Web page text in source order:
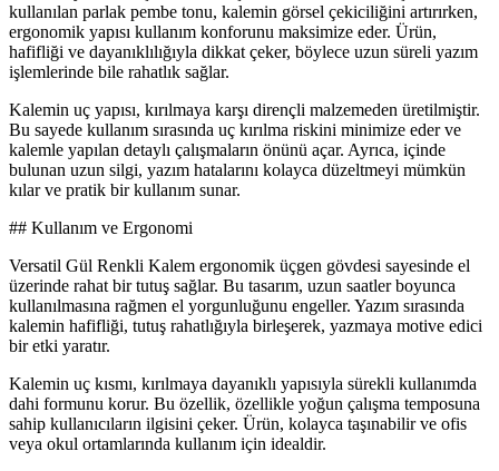
kullanılan parlak pembe tonu, kalemin görsel çekiciliğini artırırken,
ergonomik yapısı kullanım konforunu maksimize eder. Ürün,
hafifliği ve dayanıklılığıyla dikkat çeker, böylece uzun süreli yazım
işlemlerinde bile rahatlık sağlar.
Kalemin uç yapısı, kırılmaya karşı dirençli malzemeden üretilmiştir.
Bu sayede kullanım sırasında uç kırılma riskini minimize eder ve
kalemle yapılan detaylı çalışmaların önünü açar. Ayrıca, içinde
bulunan uzun silgi, yazım hatalarını kolayca düzeltmeyi mümkün
kılar ve pratik bir kullanım sunar.
## Kullanım ve Ergonomi
Versatil Gül Renkli Kalem ergonomik üçgen gövdesi sayesinde el
üzerinde rahat bir tutuş sağlar. Bu tasarım, uzun saatler boyunca
kullanılmasına rağmen el yorgunluğunu engeller. Yazım sırasında
kalemin hafifliği, tutuş rahatlığıyla birleşerek, yazmaya motive edici
bir etki yaratır.
Kalemin uç kısmı, kırılmaya dayanıklı yapısıyla sürekli kullanımda
dahi formunu korur. Bu özellik, özellikle yoğun çalışma temposuna
sahip kullanıcıların ilgisini çeker. Ürün, kolayca taşınabilir ve ofis
veya okul ortamlarında kullanım için idealdir.